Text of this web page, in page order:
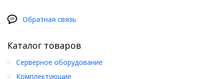
Обратная связь
Каталог товаров
Серверное оборудование
Комплектующие